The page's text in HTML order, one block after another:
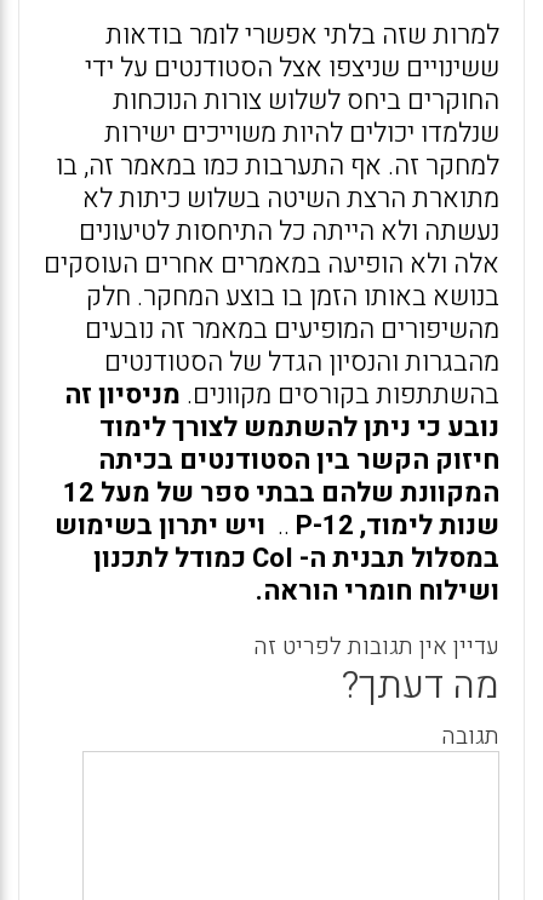
למרות שזה בלתי אפשרי לומר בודאות
ששינויים שניצפו אצל הסטודנטים על ידי
החוקרים ביחס לשלוש צורות הנוכחות
שנלמדו יכולים להיות משוייכים ישירות
למחקר זה. אף התערבות כמו במאמר זה, בו
מתוארת הרצת השיטה בשלוש כיתות לא
נעשתה ולא הייתה כל התיחסות לטיעונים
אלה ולא הופיעה במאמרים אחרים העוסקים
בנושא באותו הזמן בו בוצע המחקר. חלק
מהשיפורים המופיעים במאמר זה נובעים
מהבגרות והנסיון הגדל של הסטודנטים
בהשתתפות בקורסים מקוונים. מניסיון זה
נובע כי ניתן להשתמש לצורך לימוד
חיזוק הקשר בין הסטודנטים בכיתה
המקוונת שלהם בבתי ספר של מעל 12
שנות לימוד, P-12
.. ויש יתרון בשימוש
במסלול תבנית ה- CoI כמודל לתכנון
ושילוח חומרי הוראה.
עדיין אין תגובות לפריט זה
מה דעתך?
תגובה